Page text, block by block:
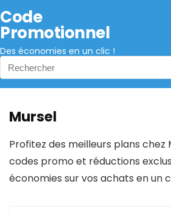
Code
Promotionnel
Des économies en un clic !
Mursel
Profitez des meilleurs plans chez
codes promo et réductions
économies sur vos achats en un